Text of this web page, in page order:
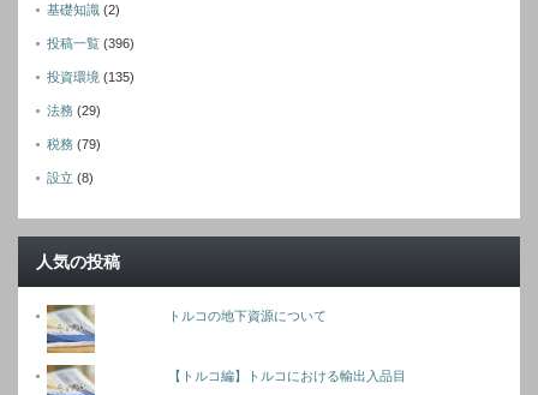
基礎知識 (2)
投稿一覧 (396)
投資環境 (135)
法務 (29)
税務 (79)
設立 (8)
人気の投稿
トルコの地下資源について
【トルコ編】トルコにおける輸出入品目